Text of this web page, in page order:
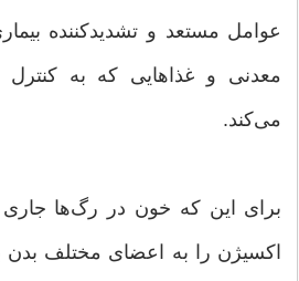
عوامل مستعد و تشدیدکننده
معدنی و غذاهایی که به
می‌کند.
برای این که خون در رگ‌ها
اکسیژن را به اعضای مختلف بدن